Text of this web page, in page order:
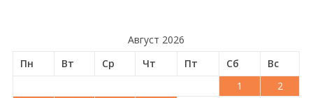
Август 2026
Пн
Вт Ср Чт Пт Сб
Вс
1
2